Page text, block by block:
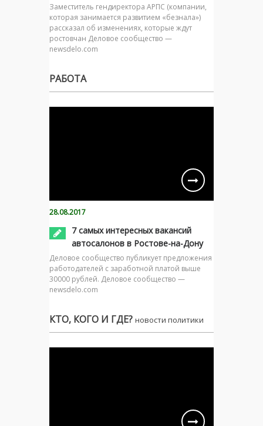
Заместитель гендиректора АРПС (компании,
которая занимается развитием «безнала»)
рассказал об изменениях, которые ждут
ростовчан Деловое сообщество —
newsdelo.com
РАБОТА
28.08.2017
7 самых интересных вакансий
автосалонов в Ростове-на-Дону
Деловое сообщество публикует предложения
работодателей с заработной платой выше
30000 рублей. Деловое сообщество —
newsdelo.com
КТО, КОГО И ГДЕ? новости политики